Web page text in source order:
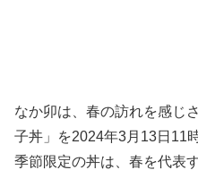
なか卯は、春の訪れを感じ
子丼」を2024年3月13日11
季節限定の丼は、春を代表